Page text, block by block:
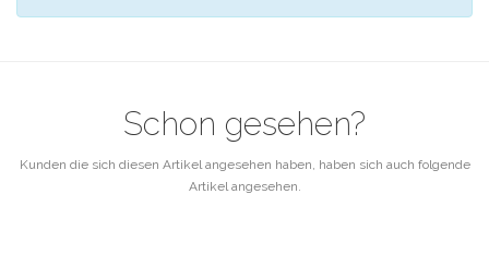
Schon gesehen?
Kunden die sich diesen Artikel angesehen haben, haben sich auch folgende
Artikel angesehen.